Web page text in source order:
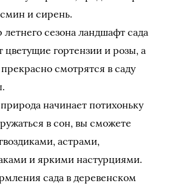
и сирень.
летнего сезона ландшафт сада
цветущие гортензии и розы, а
смотрятся в саду
начинает потихоньку
в сон, вы сможете
астрами,
и яркими настурциями.
сада в деревенском